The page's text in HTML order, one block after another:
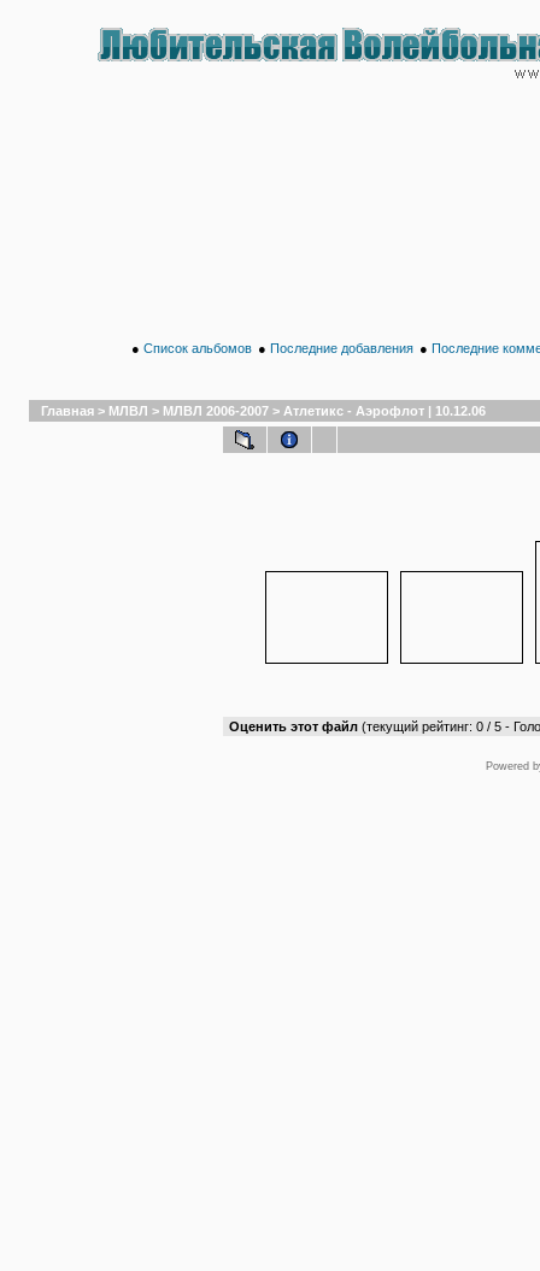
● Список альбомов ● Последние добавления ● Последние
Главная > МЛВЛ > МЛВЛ 2006-2007 > Атлетикс - Аэрофлот | 10.12.06
Оценить этот файл (текущий рейтинг: 0 / 5 -
Powered